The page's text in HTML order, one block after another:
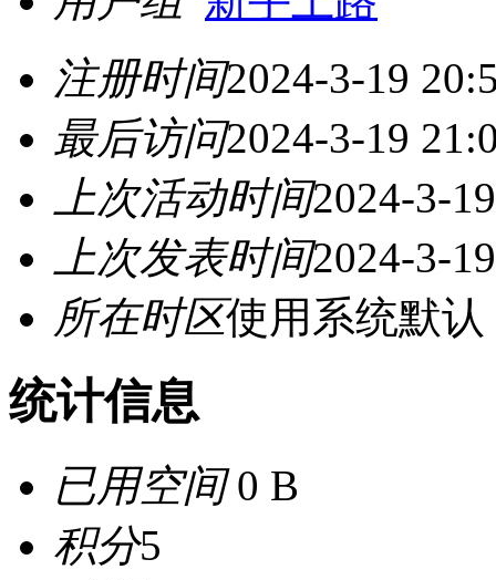
注册时间2024-3-19
最后访问2024-3-19
上次活动时间2024-3-
上次发表时间2024-3-
所在时区使用系统默认
统计信息
已用空间0 B
积分5